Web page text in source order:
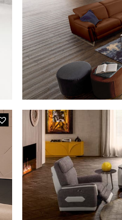
L'élément 2 places
Le canapé 3 places